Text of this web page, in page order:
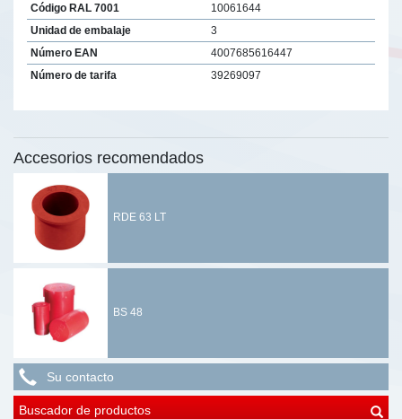
Código RAL 7001
10061644
Unidad de embalaje
3
Número EAN
4007685616447
Número de tarifa
39269097
Accesorios recomendados
RDE 63 LT
BS 48
Su contacto
Buscador de productos